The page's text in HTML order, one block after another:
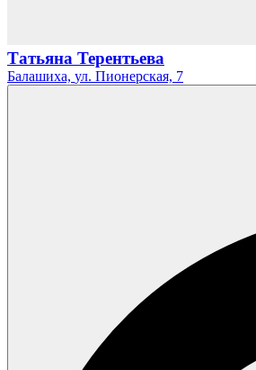
Татьяна Терентьева
Балашиха, ул. Пионерская, 7